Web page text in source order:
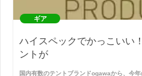
ギア
ハイスペックでかっこいい
ントが
国内有数のテントブランドogawaから、今